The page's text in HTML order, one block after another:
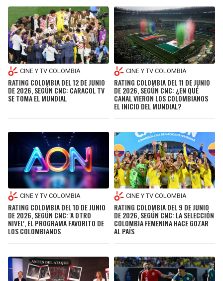
CINE Y TV COLOMBIA
RATING COLOMBIA DEL 12 DE JUNIO
DE 2026, SEGÚN CNC: CARACOL TV
SE TOMA EL MUNDIAL
CINE Y TV COLOMBIA
RATING COLOMBIA DEL 11 DE JUNIO
DE 2026, SEGÚN CNC: ¿EN QUÉ
CANAL VIERON LOS COLOMBIANOS
EL INICIO DEL MUNDIAL?
CINE Y TV COLOMBIA
RATING COLOMBIA DEL 10 DE JUNIO
DE 2026, SEGÚN CNC: 'A OTRO
NIVEL', EL PROGRAMA FAVORITO DE
LOS COLOMBIANOS
CINE Y TV COLOMBIA
RATING COLOMBIA DEL 9 DE JUNIO
DE 2026, SEGÚN CNC: LA SELECCIÓN
COLOMBIA FEMENINA HACE GOZAR
AL PAÍS